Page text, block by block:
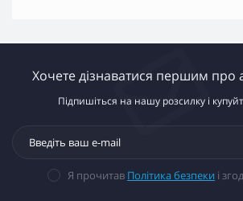
Хочете дізнаватися першим про
Підпишіться на нашу розсилку і
Я прочитав Політика безпеки і